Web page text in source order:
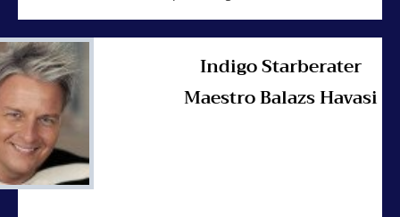
Indigo Starberater
Maestro Balazs Havasi